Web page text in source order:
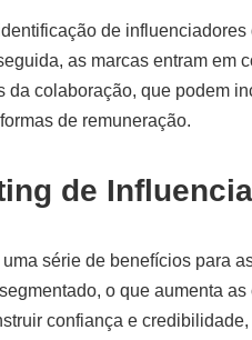
de
as marcas entram em
da colaboração, que podem
de remuneração.
de
série de benefícios para
o que aumenta
confiança e